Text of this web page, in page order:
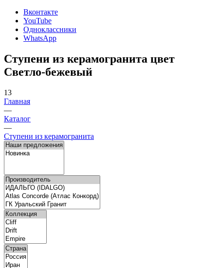
Вконтакте
YouTube
Одноклассники
WhatsApp
Ступени из керамогранита цвет
Светло-бежевый
13
Главная
—
Каталог
—
Ступени из керамогранита